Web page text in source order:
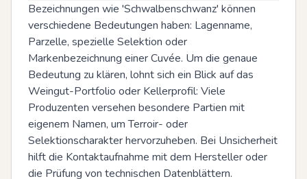
Bezeichnungen wie 'Schwalbenschwanz' können
verschiedene Bedeutungen haben: Lagenname,
Parzelle, spezielle Selektion oder
Markenbezeichnung einer Cuvée. Um die genaue
Bedeutung zu klären, lohnt sich ein Blick auf das
Weingut-Portfolio oder Kellerprofil: Viele
Produzenten versehen besondere Partien mit
eigenem Namen, um Terroir- oder
Selektionscharakter hervorzuheben. Bei Unsicherheit
hilft die Kontaktaufnahme mit dem Hersteller oder
die Prüfung von technischen Datenblättern.